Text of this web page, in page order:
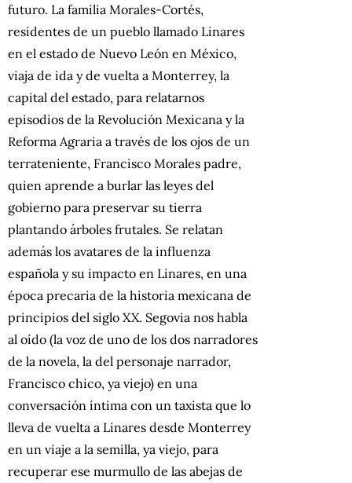
futuro. La familia Morales-Cortés,
residentes de un pueblo llamado Linares
en el estado de Nuevo León en México,
viaja de ida y de vuelta a Monterrey, la
capital del estado, para relatarnos
episodios de la Revolución Mexicana y la
Reforma Agraria a través de los ojos de un
terrateniente, Francisco Morales padre,
quien aprende a burlar las leyes del
gobierno para preservar su tierra
plantando árboles frutales. Se relatan
además los avatares de la influenza
española y su impacto en Linares, en una
época precaria de la historia mexicana de
principios del siglo XX. Segovia nos habla
al oído (la voz de uno de los dos narradores
de la novela, la del personaje narrador,
Francisco chico, ya viejo) en una
conversación íntima con un taxista que lo
lleva de vuelta a Linares desde Monterrey
en un viaje a la semilla, ya viejo, para
recuperar ese murmullo de las abejas de